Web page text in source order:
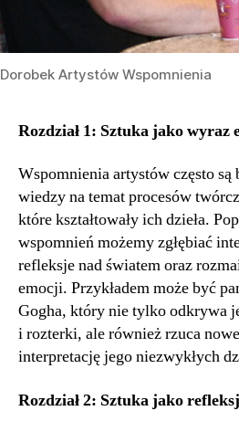
Dorobek Artystów Wspomnienia
Rozdział 1: Sztuka jako wyraz
Wspomnienia artystów często są
wiedzy na temat procesów
które kształtowały ich dzieła.
wspomnień możemy zgłębiać
refleksje nad światem oraz
emocji. Przykładem może być
Gogha, który nie tylko odkrywa
i rozterki, ale również rzuca
interpretację jego niezwykłych
Rozdział 2: Sztuka jako